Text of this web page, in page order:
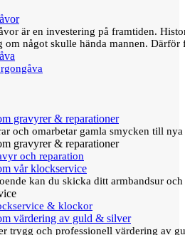
är en investering på framtiden.
om något skulle hända mannen.
gravyrer & reparationer
och omarbetar gamla smycken till
gravyrer & reparationer
och reparation
vår klockservice
kan du skicka ditt armbandsur
& klockor
värdering av guld & silver
trygg och professionell värdering av